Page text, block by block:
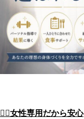
🙋‍♀️女性専用だから安心